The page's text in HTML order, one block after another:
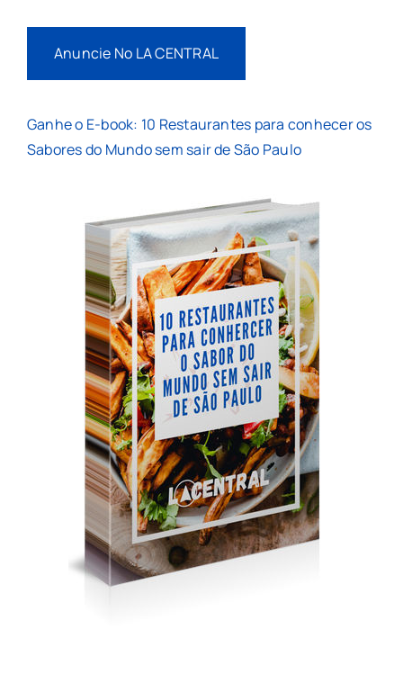
Anuncie No LA CENTRAL
Ganhe o E-book: 10 Restaurantes para conhecer os
Sabores do Mundo sem sair de São Paulo